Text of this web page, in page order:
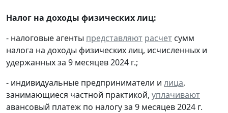
Налог на доходы физических лиц:
- налоговые агенты представляют расчет сумм
налога на доходы физических лиц, исчисленных и
удержанных за 9 месяцев 2024 г.;
- индивидуальные предприниматели и лица,
занимающиеся частной практикой, уплачивают
авансовый платеж по налогу за 9 месяцев 2024 г.